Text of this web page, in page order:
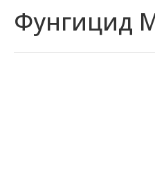
Фунгицид